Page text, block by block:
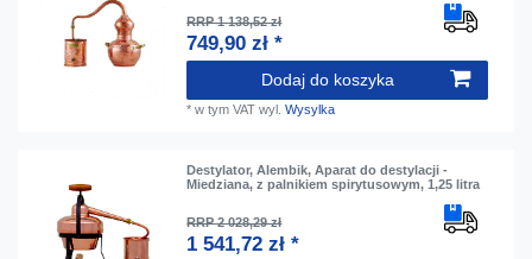
RRP 1 138,52 zł
749,90 zł *
Dodaj do koszyka
*w tym VAT wyl.Wysylka
Destylator, Alembik, Aparat do destylacji -
Miedziana, z palnikiem spirytusowym, 1,25 litra
RRP 2 028,29 zł
1 541,72 zł *